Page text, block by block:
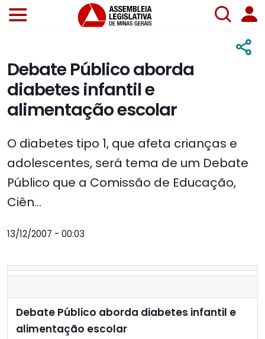
Debate Público aborda
diabetes infantil e
alimentação escolar
O diabetes tipo 1, que afeta crianças e
adolescentes, será tema de um Debate
Público que a Comissão de Educação,
Ciên...
13/12/2007 - 00:03
Debate Público aborda diabetes infantil e
alimentação escolar